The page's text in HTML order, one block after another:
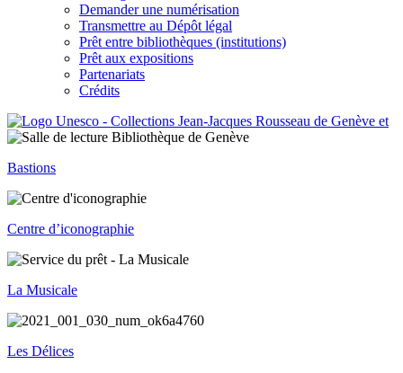
Demander une numérisation
Transmettre au Dépôt légal
Prêt entre bibliothèques (institutions)
Prêt aux expositions
Partenariats
Crédits
Bastions
Centre d’iconographie
La Musicale
Les Délices